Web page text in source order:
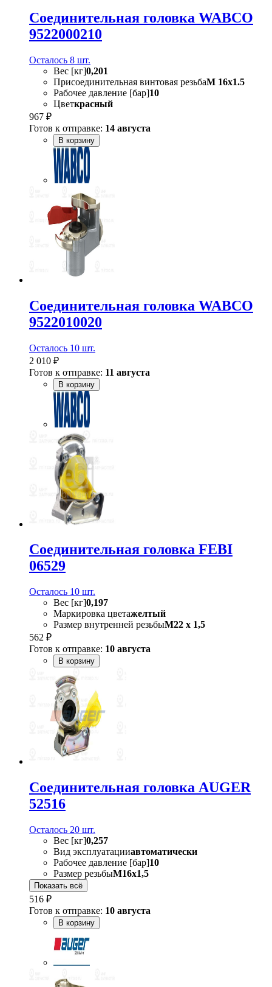
Соединительная головка WABCO
9522000210
Осталось 8 шт.
Вес [кг]0,201
Присоединительная винтовая резьбаM 16x1.5
Рабочее давление [бар]10
Цветкрасный
967 ₽
Готов к отправке: 14 августа
В корзину
Соединительная головка WABCO
9522010020
Осталось 10 шт.
2 010 ₽
Готов к отправке: 11 августа
В корзину
Соединительная головка FEBI
06529
Осталось 10 шт.
Вес [кг]0,197
Маркировка цветажелтый
Размер внутренней резьбыM22 x 1,5
562 ₽
Готов к отправке: 10 августа
В корзину
Соединительная головка AUGER
52516
Осталось 20 шт.
Вес [кг]0,257
Вид эксплуатацииавтоматически
Рабочее давление [бар]10
Размер резьбыM16x1,5
Показать всё
516 ₽
Готов к отправке: 10 августа
В корзину